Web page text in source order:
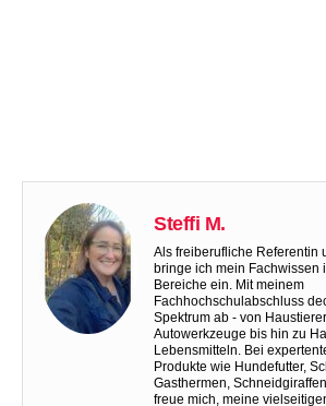
Steffi M.
Als freiberufliche Referentin
bringe ich mein Fachwissen
Bereiche ein. Mit meinem
Fachhochschulabschluss
Spektrum ab - von
Autowerkzeuge bis hin zu
Lebensmitteln. Bei
Produkte wie Hundefutter,
Gasthermen,
freue mich, meine